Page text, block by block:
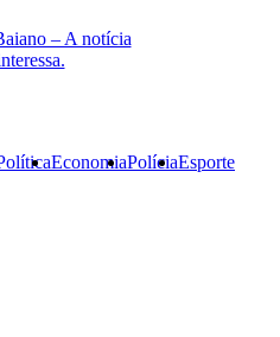
EconomiaPolíciaEsporte